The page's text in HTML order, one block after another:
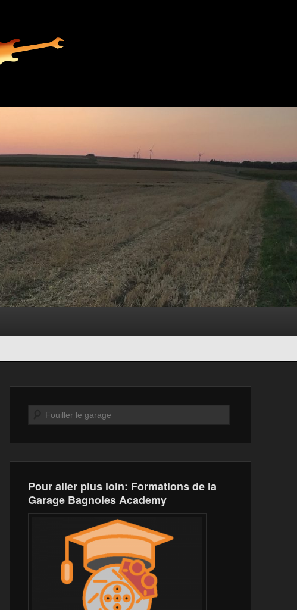
Recherche
Pour aller plus loin: Formations de la
Garage Bagnoles Academy